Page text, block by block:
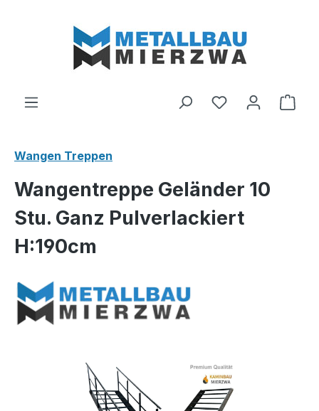
Du hast 0
Wangen Treppen
Wangentreppe Geländer 10
Stu. Ganz Pulverlackiert
H:190cm
Bildergalerie überspringen